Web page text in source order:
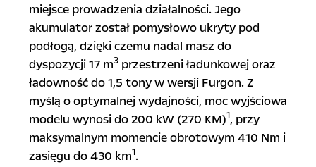
miejsce prowadzenia działalności. Jego
akumulator został pomysłowo ukryty pod
podłogą, dzięki czemu nadal masz do
dyspozycji 17 m3przestrzeni ładunkowej oraz
ładowność do 1,5 tony w wersji Furgon. Z
myślą o optymalnej wydajności, moc wyjściowa
modelu wynosi do 200 kW (270 KM)1, przy
maksymalnym momencie obrotowym 410 Nm i
zasięgu do 430 km1.